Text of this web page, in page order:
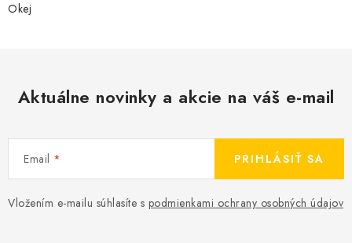
Okej
Aktuálne novinky a akcie na váš e-mail
Email
Vložením e-mailu súhlasíte s podmienkami ochrany osobných údajov
PRIHLÁSIŤ SA